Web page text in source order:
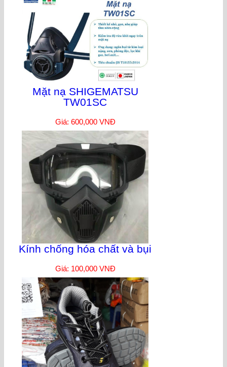
Mặt nạ SHIGEMATSU
TW01SC
Giá: 600,000 VNĐ
Kính chống hóa chất và bụi
Giá: 100,000 VNĐ